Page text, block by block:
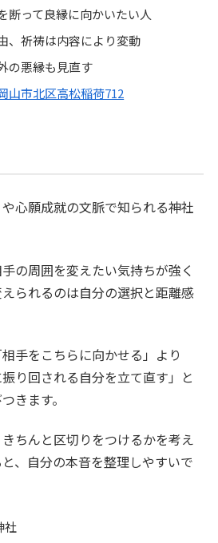
断って良縁に向かいたい人
、祈祷は内容により変動
の悪縁も見直す
山市北区高松稲荷712
心願成就の文脈で知られる神社
の周囲を変えたい気持ちが強く
られるのは自分の選択と距離感
手をこちらに向かせる」より
り回される自分を立て直す」と
きます。
ちんと区切りをつけるかを考え
、自分の本音を整理しやすいで
社